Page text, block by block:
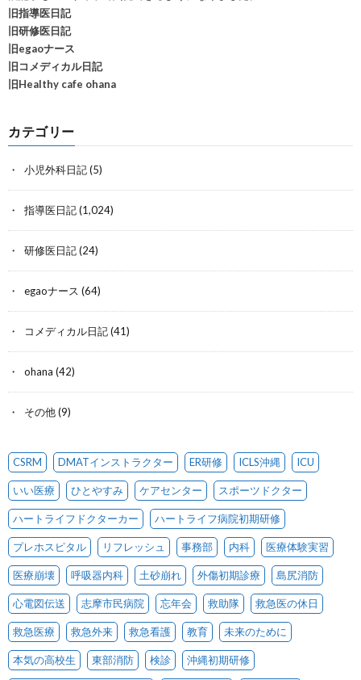
旧指導医日記
旧研修医日記
旧egaoナース
旧コメディカル日記
旧Healthy cafe ohana
カテゴリー
小児外科日記(5)
指導医日記(1,024)
研修医日記(24)
egaoナース (64)
コメディカル日記(41)
ohana (42)
その他(9)
CSRM DMATインストラクター ER研修 ICLS沖縄 ICU
いい医療 ひとやすみ ケアセンター スポーツドクター
ハートライフドクターカー ハートライフ病院初期研修
プレホスピタル リフレッシュ 事務部 内科 医療体験実習
医療崩壊 呼吸器内科 土砂崩れ 外傷初期診療 島尻消防
心電図伝送 志摩市民病院 忘年会 救助隊 救急医の休日
救急医療 救急外来 救急看護 教育 未来のために
本気の高校生 東部消防 検診 沖縄初期研修